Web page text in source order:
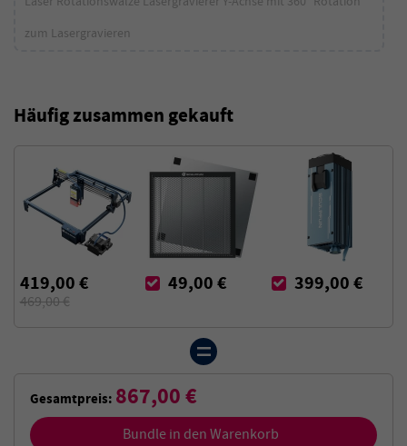
zum Lasergravieren
Häufig zusammen gekauft
419,00 €
469,00 €
49,00 € 399,00 €
Gesamtpreis: 867,00 €
Bundle in den Warenkorb